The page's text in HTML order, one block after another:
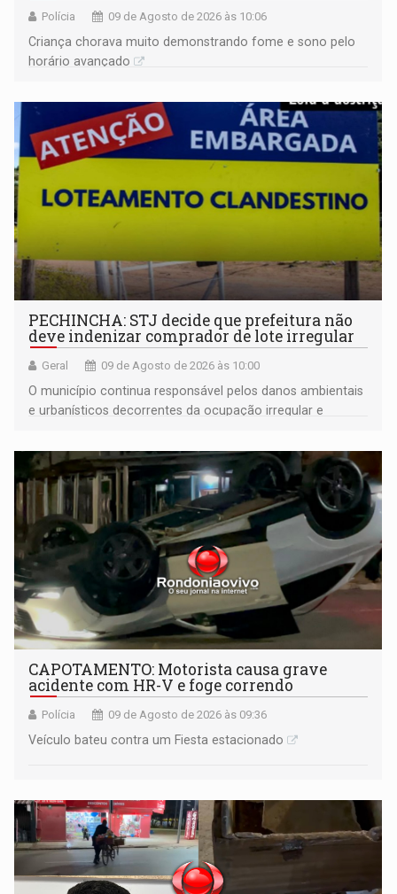
Polícia 09 de Agosto de 2026 às 10:06
Criança chorava muito demonstrando fome e sono pelo
horário avançado
PECHINCHA: STJ decide que prefeitura não
deve indenizar comprador de lote irregular
Geral 09 de Agosto de 2026 às 10:00
O município continua responsável pelos danos ambientais
e urbanísticos decorrentes da ocupação irregular e
CAPOTAMENTO: Motorista causa grave
acidente com HR-V e foge correndo
Polícia 09 de Agosto de 2026 às 09:36
Veículo bateu contra um Fiesta estacionado